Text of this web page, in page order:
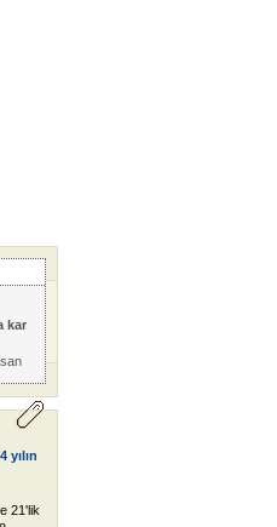
kar
yılın
21'lik